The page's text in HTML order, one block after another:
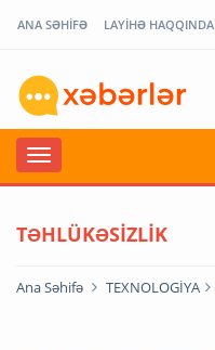
ANA SƏHİFƏ LAYİHƏ HAQQINDA
TƏHLÜKƏSİZLİK
Ana Səhifə TEXNOLOGİYA